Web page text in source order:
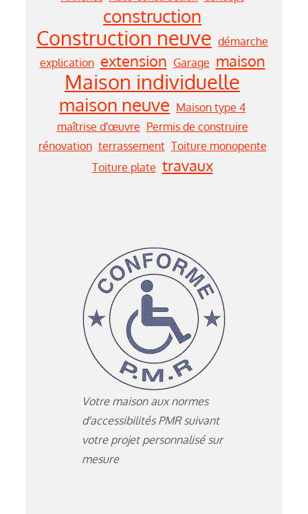
construction
Construction neuve démarche
explication extension Garage maison
Maison individuelle
maison neuve Maison type 4
maîtrise d'œuvre Permis de construire
rénovation terrassement Toiture monopente
Toiture plate travaux
Votre maison aux normes
d'accessibilités PMR suivant
votre projet personnalisé sur
mesure